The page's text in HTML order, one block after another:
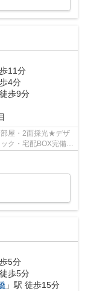
11分
4分
歩9分
屋・2面採光★デザ
ク・宅配BOX完備
5分
歩5分
」駅 徒歩15分